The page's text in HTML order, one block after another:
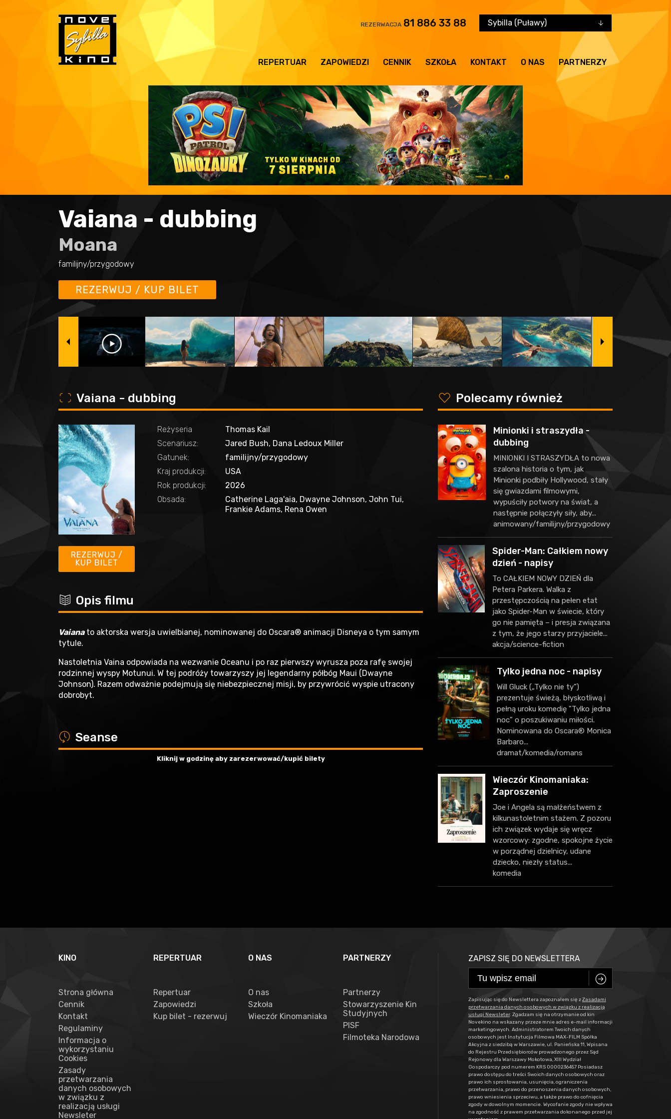
REZERWACJA 81 886 33 88 Sybilla (Puławy)
REPERTUAR ZAPOWIEDZI CENNIK SZKOŁA KONTAKT O NAS PARTNERZY
Vaiana - dubbing
Moana
familijny/przygodowy
REZERWUJ / KUP BILET
o Vaiana - dubbing
REZERWUJ /
KUP BILET
Reżyseria
Thomas Kail
Scenariusz:
Jared Bush, Dana Ledoux Miller
Gatunek:
familijny/przygodowy
Kraj produkcji:
USA
Rok produkcji:
2026
Obsada:
Catherine Laga'aia, Dwayne Johnson, John Tui,
Frankie Adams, Rena Owen
c Opis filmu
Vaianato aktorska wersja uwielbianej, nominowanej do Oscara® animacji Disneya o tym samym
tytule.
Nastoletnia Vaina odpowiada na wezwanie Oceanu i po raz pierwszy wyrusza poza rafę swojej
rodzinnej wyspy Motunui. W tej podróży towarzyszy jej legendarny półbóg Maui (Dwayne
Johnson). Razem odważnie podejmują się niebezpiecznej misji, by przywrócić wyspie utracony
dobrobyt.
a Seanse
Kliknij w godzinę aby zarezerwować/kupić bilety
y Polecamy również
Minionki i straszydła -
dubbing
MINIONKI I STRASZYDŁA to nowa
szalona historia o tym, jak
Minionki podbiły Hollywood, stały
się gwiazdami filmowymi,
wypuściły potwory na świat, a
następnie połączyły siły, aby...
animowany/familijny/przygodowy
Spider-Man: Całkiem nowy
dzień - napisy
To CAŁKIEM NOWY DZIEŃ dla
Petera Parkera. Walka z
przestępczością na pełen etat
jako Spider-Man w świecie, który
go nie pamięta – i presja związana
z tym, że jego starzy przyjaciele...
akcja/science-fiction
Tylko jedna noc - napisy
Will Gluck („Tylko nie ty”)
prezentuje świeżą, błyskotliwą i
pełną uroku komedię "Tylko jedna
noc" o poszukiwaniu miłości.
Nominowana do Oscara® Monica
Barbaro...
dramat/komedia/romans
Wieczór Kinomaniaka:
Zaproszenie
Joe i Angela są małżeństwem z
kilkunastoletnim stażem. Z pozoru
ich związek wydaje się wręcz
wzorcowy: zgodne, spokojne życie
w porządnej dzielnicy, udane
dziecko, niezły status...
komedia
KINO
Strona główna
Cennik
Kontakt
Regulaminy
Informacja o
wykorzystaniu
Cookies
Zasady
przetwarzania
danych osobowych
w związku z
realizacją usługi
Newsleter
REPERTUAR
Repertuar
Zapowiedzi
Kup bilet - rezerwuj
O NAS
O nas
Szkoła
Wieczór Kinomaniaka
PARTNERZY
Partnerzy
Stowarzyszenie Kin
Studyjnych
PISF
Filmoteka Narodowa
ZAPISZ SIĘ DO NEWSLETTERA
C
Zapisując się do Newslettera zapoznałem się zZasadami
przetwarzania danych osobowych w związku z realizacją
usługi Newsleter. Zgadzam się na otrzymanie od kin
Novekino na wskazany przeze mnie adres e-mail informacji
marketingowych. Administratorem Twoich danych
osobowych jest Instytucja Filmowa MAX-FILM Spółka
Akcyjna z siedzibą w Warszawie, ul. Panieńska 11, Wpisana
do Rejestru Przedsiębiorców prowadzonego przez Sąd
Rejonowy dla Warszawy Mokotowa, XIII Wydział
Gospodarczy pod numerem KRS 0000236457 Posiadasz
prawo dostępu do treści Swoich danych osobowych oraz
prawo ich sprostowania, usunięcia, ograniczenia
przetwarzania, prawo do przenoszenia danych osobowych,
prawo wniesienia sprzeciwu, a także prawo do cofnięcia
zgody w dowolnym momencie. Wycofanie zgody nie wpływa
na zgodność z prawem przetwarzania dokonanego przed jej